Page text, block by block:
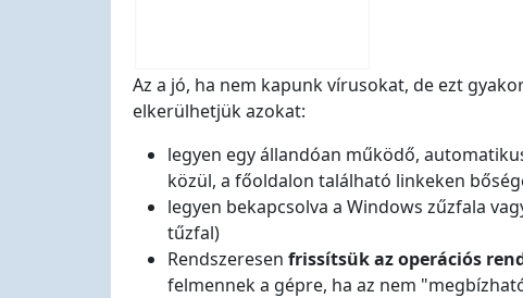
Az a jó, ha nem kapunk vírusokat, de ezt
elkerülhetjük azokat:
legyen egy állandóan működő,
közül, a főoldalon található linkeken
legyen bekapcsolva a Windows zűzfala
tűzfal)
Rendszeresen frissítsük az operációs
felmennek a gépre, ha az nem